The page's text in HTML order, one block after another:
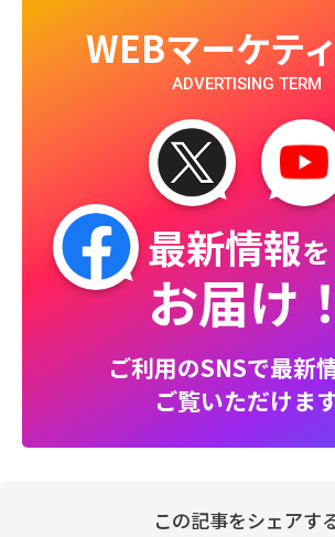
WEBマーケテ
ADVERTISING TERM
最新情報を
お届け
ご利用のSNSで最新
ご覧いただけま
この記事をシェアす